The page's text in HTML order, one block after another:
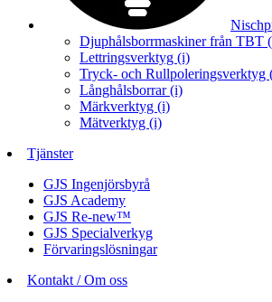
Djuphålsborrmaskiner från TBT
Lettringsverktyg (i)
Tryck- och Rullpoleringsverktyg
Långhålsborrar (i)
Märkverktyg (i)
Mätverktyg (i)
Tjänster
GJS Ingenjörsbyrå
GJS Academy
GJS Re-new™
GJS Specialverkyg
Förvaringslösningar
Kontakt / Om oss